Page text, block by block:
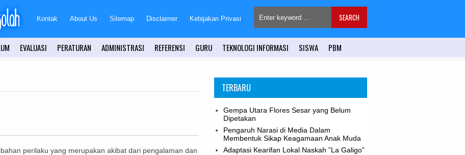
Kontak About Us Sitemap Disclaimer Kebijakan Privasi
EVALUASI PERATURAN ADMINISTRASI REFERENSI GURU TEKNOLOGI INFORMASI SISWA PBM
perilaku yang merupakan akibat dari pengalaman dan
TERBARU
Gempa Utara Flores Sesar yang Belum
Dipetakan
Pengaruh Narasi di Media Dalam
Membentuk Sikap Keagamaan Anak Muda
Adaptasi Kearifan Lokal Naskah ”La Galigo”